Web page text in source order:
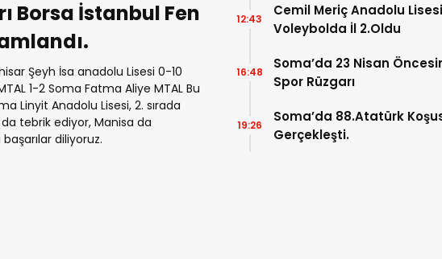
Borsa İstanbul Fen
Şeyh İsa anadolu Lisesi 0-10
1-2 Soma Fatma Aliye MTAL Bu
Linyit Anadolu Lisesi, 2. sırada
tebrik ediyor, Manisa da
diliyoruz.
Cemil Meriç Anadolu Lisesi
Voleybolda İl 2.Oldu
12:43
Soma’da 23 Nisan
Spor Rüzgarı
16:48
Soma’da 88.Atatürk
Gerçekleşti.
19:26